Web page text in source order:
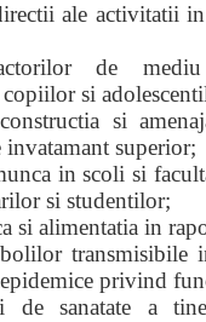
ale activitatii in
de
si
si
superior;
in scoli si
si studentilor;
si alimentatia in
privind
de sanatate a